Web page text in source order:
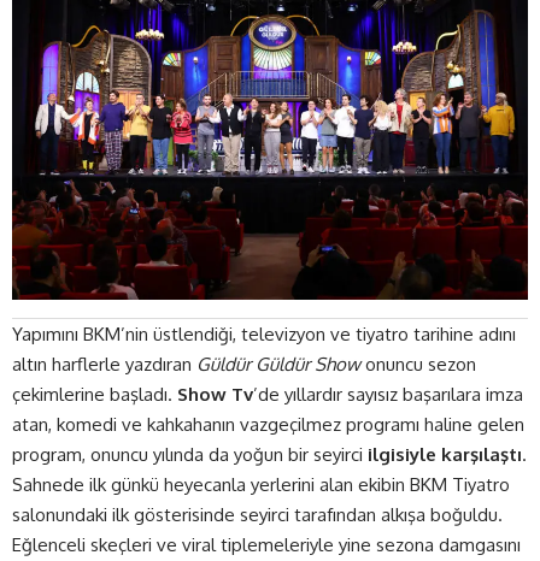
Yapımını BKM’nin üstlendiği, televizyon ve tiyatro tarihine adını
altın harflerle yazdıran Güldür Güldür Showonuncu sezon
çekimlerine başladı. Show Tv’de yıllardır sayısız başarılara imza
atan, komedi ve kahkahanın vazgeçilmez programı haline gelen
program, onuncu yılında da yoğun bir seyirci ilgisiyle karşılaştı.
Sahnede ilk günkü heyecanla yerlerini alan ekibin BKM Tiyatro
salonundaki ilk gösterisinde seyirci tarafından alkışa boğuldu.
Eğlenceli skeçleri ve viral tiplemeleriyle yine sezona damgasını